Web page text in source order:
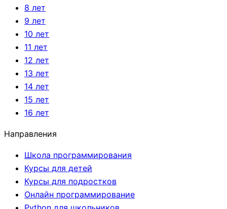
8 лет
9 лет
10 лет
11 лет
12 лет
13 лет
14 лет
15 лет
16 лет
Направления
Школа программирования
Курсы для детей
Курсы для подростков
Онлайн программирование